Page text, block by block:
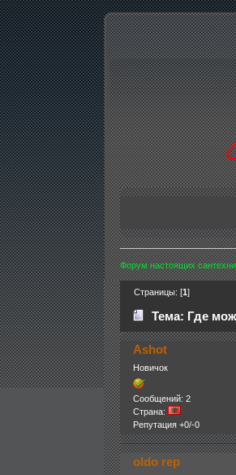
Форум настоящих
Страницы: [1 ]
Тема: Где
Ashot
Новичок
Сообщений: 2
Страна:
Репутация +0/-0
oldo rep